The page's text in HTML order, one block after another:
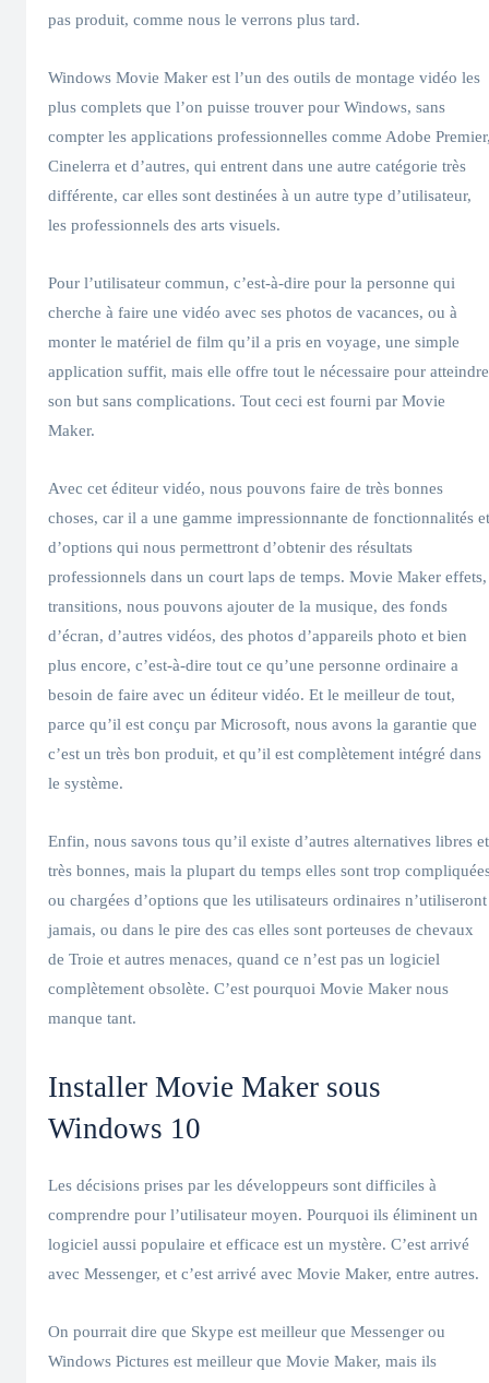
pas produit, comme nous le verrons plus tard.
Windows Movie Maker est l’un des outils de montage vidéo les
plus complets que l’on puisse trouver pour Windows, sans
compter les applications professionnelles comme Adobe
Cinelerra et d’autres, qui entrent dans une autre catégorie très
différente, car elles sont destinées à un autre type d’utilisateur,
les professionnels des arts visuels.
Pour l’utilisateur commun, c’est-à-dire pour la personne qui
cherche à faire une vidéo avec ses photos de vacances, ou à
monter le matériel de film qu’il a pris en voyage, une simple
application suffit, mais elle offre tout le nécessaire pour atteindre
son but sans complications. Tout ceci est fourni par Movie
Maker.
Avec cet éditeur vidéo, nous pouvons faire de très bonnes
choses, car il a une gamme impressionnante de fonctionnalités et
d’options qui nous permettront d’obtenir des résultats
professionnels dans un court laps de temps. Movie Maker effets,
transitions, nous pouvons ajouter de la musique, des fonds
d’écran, d’autres vidéos, des photos d’appareils photo et bien
plus encore, c’est-à-dire tout ce qu’une personne ordinaire a
besoin de faire avec un éditeur vidéo. Et le meilleur de tout,
parce qu’il est conçu par Microsoft, nous avons la garantie que
c’est un très bon produit, et qu’il est complètement intégré dans
le système.
Enfin, nous savons tous qu’il existe d’autres alternatives libres et
très bonnes, mais la plupart du temps elles sont trop
ou chargées d’options que les utilisateurs ordinaires n’utiliseront
jamais, ou dans le pire des cas elles sont porteuses de chevaux
de Troie et autres menaces, quand ce n’est pas un logiciel
complètement obsolète. C’est pourquoi Movie Maker nous
manque tant.
Installer Movie Maker sous
Windows 10
Les décisions prises par les développeurs sont difficiles à
comprendre pour l’utilisateur moyen. Pourquoi ils éliminent un
logiciel aussi populaire et efficace est un mystère. C’est arrivé
avec Messenger, et c’est arrivé avec Movie Maker, entre autres.
On pourrait dire que Skype est meilleur que Messenger ou
Windows Pictures est meilleur que Movie Maker, mais ils